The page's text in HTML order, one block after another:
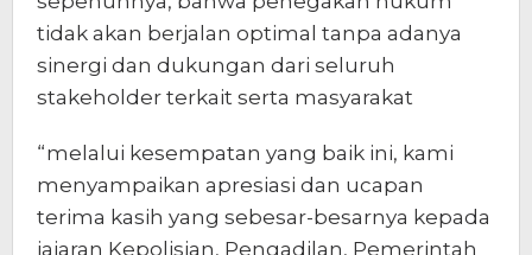
tidak akan berjalan optimal tanpa adanya
sinergi dan dukungan dari seluruh
stakeholder terkait serta masyarakat
“melalui kesempatan yang baik ini, kami
menyampaikan apresiasi dan ucapan
terima kasih yang sebesar-besarnya kepada
jajaran Kepolisian, Pengadilan, Pemerintah